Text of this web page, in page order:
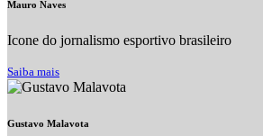
Mauro Naves
Icone do jornalismo esportivo brasileiro
Saiba mais
Gustavo Malavota